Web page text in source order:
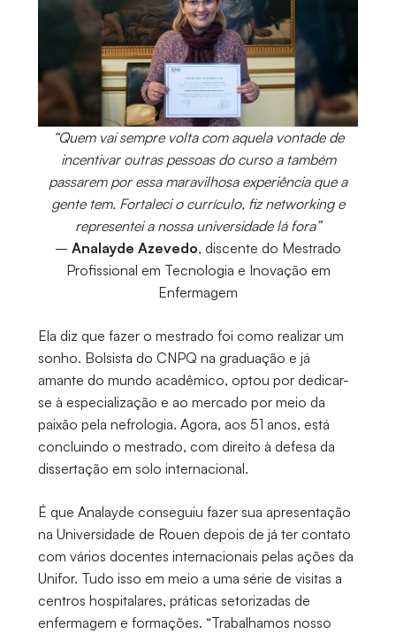
“Quem vai sempre volta com aquela vontade de
incentivar outras pessoas do curso a também
passarem por essa maravilhosa experiência que a
gente tem. Fortaleci o currículo, fiz networking e
representei a nossa universidade lá fora”
– Analayde Azevedo, discente do Mestrado
Profissional em Tecnologia e Inovação em
Enfermagem
Ela diz que fazer o mestrado foi como realizar um
sonho. Bolsista do CNPQ na graduação e já
amante do mundo acadêmico, optou por dedicar-
se à especialização e ao mercado por meio da
paixão pela nefrologia. Agora, aos 51 anos, está
concluindo o mestrado, com direito à defesa da
dissertação em solo internacional.
É que Analayde conseguiu fazer sua apresentação
na Universidade de Rouen depois de já ter contato
com vários docentes internacionais pelas ações da
Unifor. Tudo isso em meio a uma série de visitas a
centros hospitalares, práticas setorizadas de
enfermagem e formações. “Trabalhamos nosso